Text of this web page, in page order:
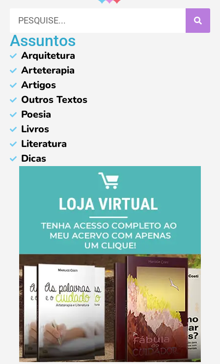
Assuntos
Arquitetura
Arteterapia
Artigos
Outros Textos
Poesia
Livros
Literatura
Dicas